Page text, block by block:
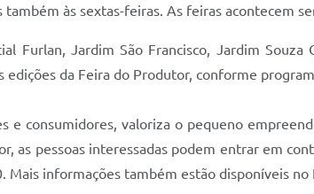
às sextas-feiras. As feiras acontecem
Furlan, Jardim São Francisco, Jardim
edições da Feira do Produtor, conforme
consumidores, valoriza o pequeno
as pessoas interessadas podem entrar em
Mais informações também estão disponíveis